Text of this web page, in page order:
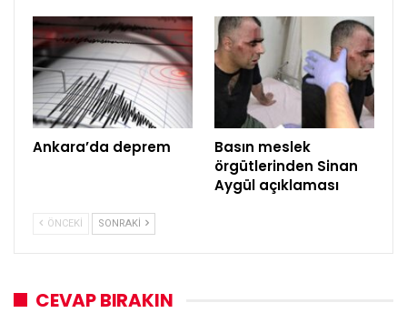
Ankara’da deprem
Basın meslek
örgütlerinden Sinan
Aygül açıklaması
ÖNCEKI SONRAKI
CEVAP BIRAKIN